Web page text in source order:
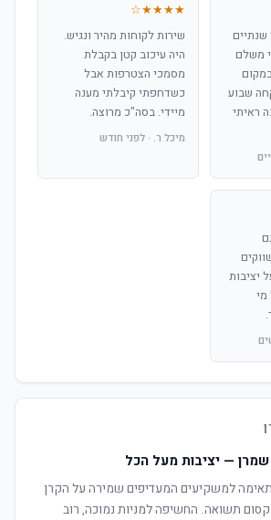
שנתיים
משלם
שבוע
ראיתי
★★★★☆
שירות לקוחות מהיר ונגיש.
היה עיכוב קטן בקבלת
מסמכי הצטרפות אבל
כשדחפתי קיבלתי מענה
מיידי. בסה"כ מרוצה.
מיכל ר. · לפני חודש
יציבות
מי
שמרן — יציבות מעל הכל
למשקיעים המעדיפים שמירה על הקרן
תשואה. החשיפה למניות נמוכה, רוב